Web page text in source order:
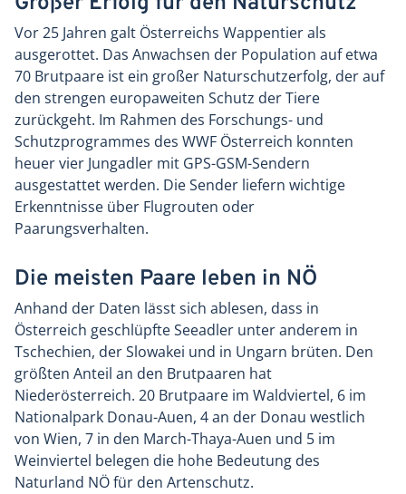
Vor 25 Jahren galt Österreichs Wappentier als
ausgerottet. Das Anwachsen der Population auf etwa
70 Brutpaare ist ein großer Naturschutzerfolg, der auf
den strengen europaweiten Schutz der Tiere
zurückgeht. Im Rahmen des Forschungs- und
Schutzprogrammes des WWF Österreich konnten
heuer vier Jungadler mit GPS-GSM-Sendern
ausgestattet werden. Die Sender liefern wichtige
Erkenntnisse über Flugrouten oder
Paarungsverhalten.
Die meisten Paare leben in NÖ
Anhand der Daten lässt sich ablesen, dass in
Österreich geschlüpfte Seeadler unter anderem in
Tschechien, der Slowakei und in Ungarn brüten. Den
größten Anteil an den Brutpaaren hat
Niederösterreich. 20 Brutpaare im Waldviertel, 6 im
Nationalpark Donau-Auen, 4 an der Donau westlich
von Wien, 7 in den March-Thaya-Auen und 5 im
Weinviertel belegen die hohe Bedeutung des
Naturland NÖ für den Artenschutz.